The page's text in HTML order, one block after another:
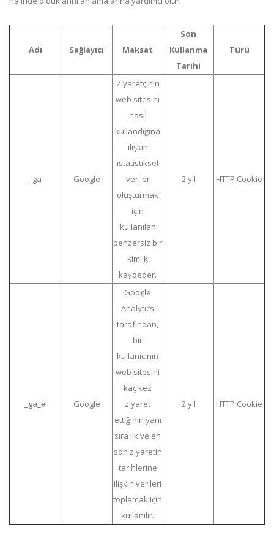
Adı Sağlayıcı Maksat
Son
Kullanma
Tarihi
Türü
_ga Google
Ziyaretçinin
web sitesini
nasıl
kullandığına
ilişkin
istatistiksel
veriler
oluşturmak
için
kullanılan
benzersiz bir
kimlik
kaydeder.
2 yıl HTTP Cookie
_ga_# Google
Google
Analytics
tarafından,
bir
kullanıcının
web sitesini
kaç kez
ziyaret
ettiğinin yanı
sıra ilk ve en
son ziyaretin
tarihlerine
ilişkin verileri
toplamak için
kullanılır.
2 yıl HTTP Cookie